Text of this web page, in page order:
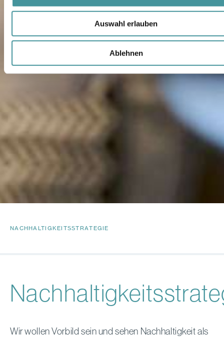
Auswahl erlauben
Ablehnen
NACHHALTIGKEITSSTRATEGIE
Wir wollen Vorbild sein und sehen Nachhaltigkeit als